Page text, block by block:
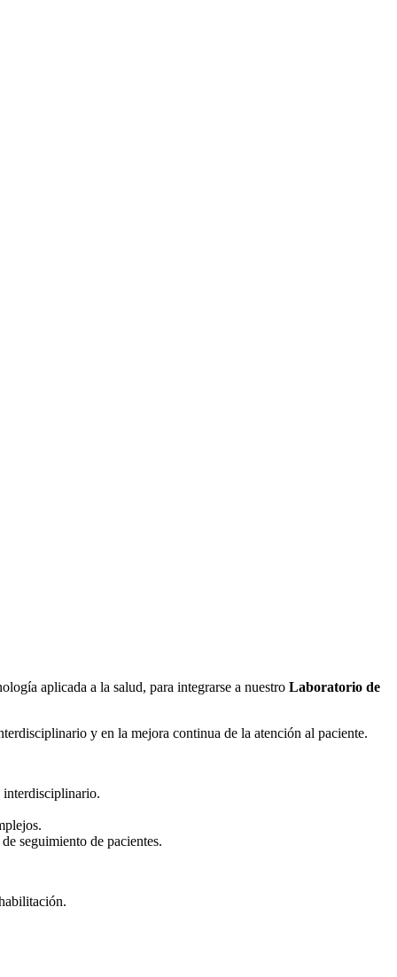
aplicada a la salud, para integrarse a nuestro Laboratorio de
y en la mejora continua de la atención al paciente.
interdisciplinario.
seguimiento de pacientes.